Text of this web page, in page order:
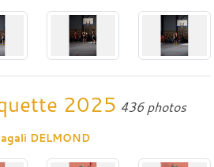
2025 436 photos
DELMOND